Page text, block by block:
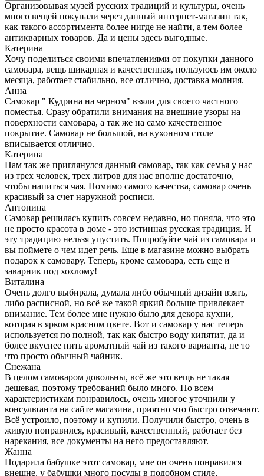
Организовывая музей русских традиций и культуры, очень
много вещей покупали через данный интернет-магазин так,
как такого ассортимента более нигде не найти, а тем более
антикварных товаров. Да и цены здесь выгодные.
Катерина
Хочу поделиться своими впечатлениями от покупки данного
самовара, вещь шикарная и качественная, пользуюсь им около
месяца, работает стабильно, все отлично, доставка молния.
Анна
Самовар " Кудрина на черном" взяли для своего частного
поместья. Сразу обратили внимания на внешние узоры на
поверхности самовара, а так же на само качественное
покрытие. Самовар не большой, на кухонном столе
вписывается отлично.
Катерина
Нам так же приглянулся данный самовар, так как семья у нас
из трех человек, трех литров для нас вполне достаточно,
чтобы напиться чая. Помимо самого качества, самовар очень
красивый за счет наружной росписи.
Антонина
Самовар решилась купить совсем недавно, но поняла, что это
не просто красота в доме - это истинная русская традиция. И
эту традицию нельзя упустить. Попробуйте чай из самовара и
вы поймете о чем идет речь. Еще в магазине можно выбрать
подарок к самовару. Теперь, кроме самовара, есть еще и
заварник под хохлому!
Виталина
Очень долго выбирала, думала либо обычный дизайн взять,
либо расписной, но всё же такой яркий больше привлекает
внимание. Тем более мне нужно было для декора кухни,
которая в ярком красном цвете. Вот и самовар у нас теперь
используется по полной, так как быстро воду кипятит, да и
более вкуснее пить ароматный чай из такого варианта, не то
что просто обычный чайник.
Снежана
В целом самоваром довольны, всё же это вещь не такая
дешевая, поэтому требований было много. По всем
характеристикам понравилось, очень многое уточнили у
консультанта на сайте магазина, приятно что быстро отвечают.
Всё устроило, поэтому и купили. Получили быстро, очень в
живую понравился, красивый, качественный, работает без
нарекания, все документы на него предоставляют.
Жанна
Подарила бабушке этот самовар, мне он очень понравился
внешне, у бабушки много посуды в подобном стиле,